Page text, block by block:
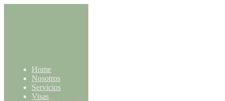
Home
Nosotros
Servicios
Visas